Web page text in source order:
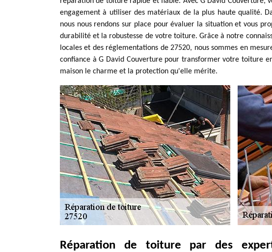
engagement à utiliser des matériaux de la plus haute qualité.
nous nous rendons sur place pour évaluer la situation et vous
durabilité et la robustesse de votre toiture. Grâce à notre
locales et des réglementations de 27520, nous sommes en
confiance à G David Couverture pour transformer votre toiture
maison le charme et la protection qu'elle mérite.
Réparation de toiture par des